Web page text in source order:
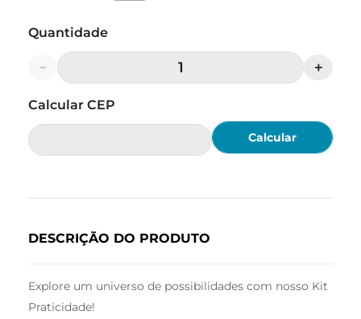
Quantidade
＋
－
Calcular
DESCRIÇÃO DO PRODUTO
Explore um universo de possibilidades com nosso Kit
Praticidade!